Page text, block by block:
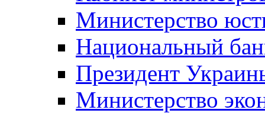
Министерство
Национальный
Президент
Министерство